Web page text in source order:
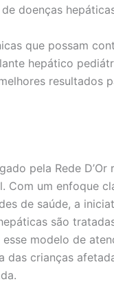
doenças
que possam
hepático
resultados
pela Rede D’Or
Com um enfoque
de saúde, a
são
modelo de
das crianças